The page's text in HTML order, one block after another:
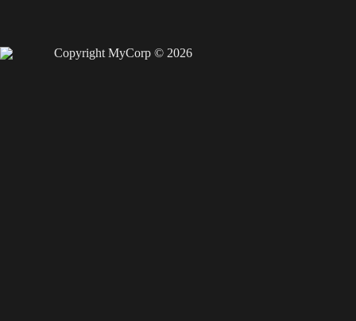
Copyright MyCorp © 2026